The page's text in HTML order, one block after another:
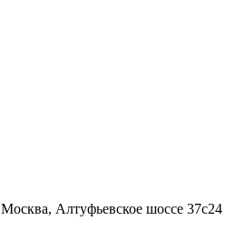
Москва, Алтуфьевское шоссе 37с24